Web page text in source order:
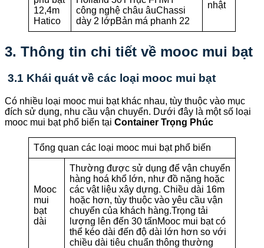
12,4m
Hatico
công nghệ châu âuChassi
dày 2 lớpBản má phanh 22
nhật
3. Thông tin chi tiết về mooc mui bạt
3.1 Khái quát về các loại mooc mui bạt
Có nhiều loại mooc mui bạt khác nhau, tùy thuộc vào mục
đích sử dụng, nhu cầu vận chuyển. Dưới đây là một số loại
mooc mui bạt phổ biến tại Container Trọng Phúc
Tổng quan các loại mooc mui bạt phổ biến
Mooc
mui
bạt
dài
Thường được sử dụng để vận chuyển
hàng hoá khổ lớn, như đồ nặng hoặc
các vật liệu xây dựng. Chiều dài 16m
hoặc hơn, tùy thuộc vào yêu cầu vận
chuyển của khách hàng.Trọng tải
lượng lên đến 30 tấnMooc mui bạt có
thể kéo dài đến độ dài lớn hơn so với
chiều dài tiêu chuẩn thông thường